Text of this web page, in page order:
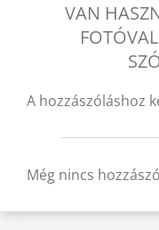
VAN
A hozzászóláshoz
Még nincs